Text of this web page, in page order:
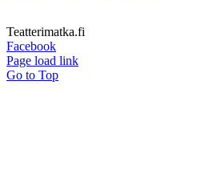
Teatterimatka.fi
Facebook
Page load link
Go to Top